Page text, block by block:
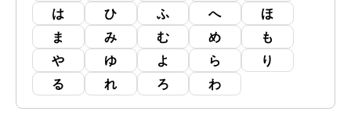
は
ひ ふ へ
ほ
ま
み む め
も
や
ゆ よ ら
り
る
れ ろ わ